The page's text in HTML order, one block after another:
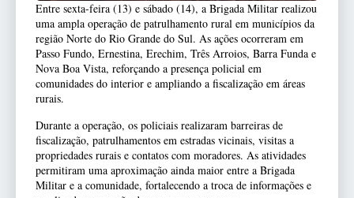
Entre sexta-feira (13) e sábado (14), a Brigada Militar realizou
uma ampla operação de patrulhamento rural em municípios da
região Norte do Rio Grande do Sul. As ações ocorreram em
Passo Fundo, Ernestina, Erechim, Três Arroios, Barra Funda e
Nova Boa Vista, reforçando a presença policial em
comunidades do interior e ampliando a fiscalização em áreas
rurais.
Durante a operação, os policiais realizaram barreiras de
fiscalização, patrulhamentos em estradas vicinais, visitas a
propriedades rurais e contatos com moradores. As atividades
permitiram uma aproximação ainda maior entre a Brigada
Militar e a comunidade, fortalecendo a troca de informações e